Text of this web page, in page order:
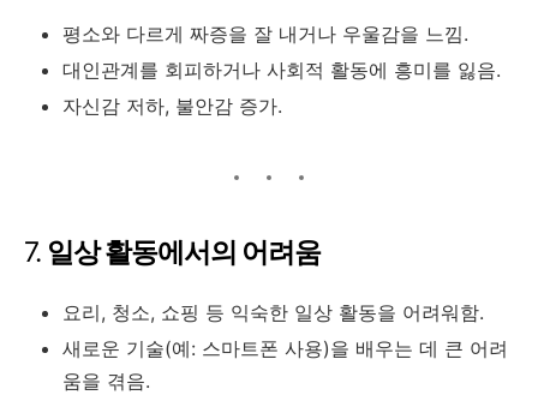
평소와 다르게 짜증을 잘 내거나 우울감을 느낌.
대인관계를 회피하거나 사회적 활동에 흥미를 잃음.
자신감 저하, 불안감 증가.
7. 일상 활동에서의 어려움
요리, 청소, 쇼핑 등 익숙한 일상 활동을 어려워함.
새로운 기술(예: 스마트폰 사용)을 배우는 데 큰 어려
움을 겪음.